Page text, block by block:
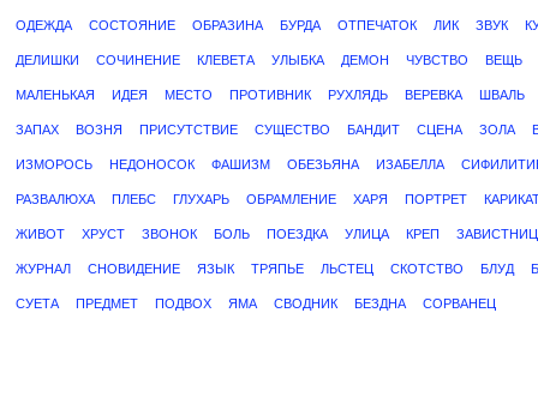
ОДЕЖДА СОСТОЯНИЕ ОБРАЗИНА БУРДА ОТПЕЧАТОК ЛИК ЗВУК
ДЕЛИШКИ СОЧИНЕНИЕ КЛЕВЕТА УЛЫБКА ДЕМОН ЧУВСТВО ВЕЩЬ
МАЛЕНЬКАЯ ИДЕЯ МЕСТО ПРОТИВНИК РУХЛЯДЬ ВЕРЕВКА ШВАЛЬ
ЗАПАХ ВОЗНЯ ПРИСУТСТВИЕ СУЩЕСТВО БАНДИТ СЦЕНА ЗОЛА
ИЗМОРОСЬ НЕДОНОСОК ФАШИЗМ ОБЕЗЬЯНА ИЗАБЕЛЛА
РАЗВАЛЮХА ПЛЕБС ГЛУХАРЬ ОБРАМЛЕНИЕ ХАРЯ ПОРТРЕТ
ЖИВОТ ХРУСТ ЗВОНОК БОЛЬ ПОЕЗДКА УЛИЦА КРЕП
ЖУРНАЛ СНОВИДЕНИЕ ЯЗЫК ТРЯПЬЕ ЛЬСТЕЦ СКОТСТВО БЛУД
СУЕТА ПРЕДМЕТ ПОДВОХ ЯМА СВОДНИК БЕЗДНА СОРВАНЕЦ